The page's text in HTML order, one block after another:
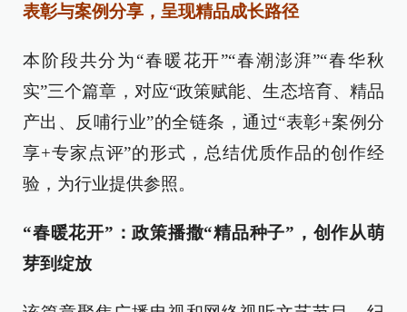
表彰与案例分享，呈现精品成长路径
本阶段共分为“春暖花开”“春潮澎湃”“春华秋
实”三个篇章，对应“政策赋能、生态培育、精品
产出、反哺行业”的全链条，通过“表彰+案例分
享+专家点评”的形式，总结优质作品的创作经
验，为行业提供参照。
“春暖花开”：政策播撒“精品种子”，创作从萌
芽到绽放